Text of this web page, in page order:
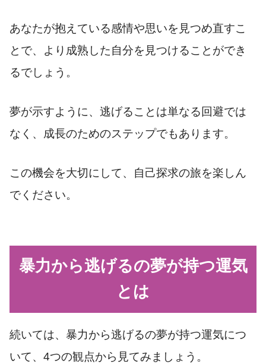
あなたが抱えている感情や思いを見つめ直すこ
とで、より成熟した自分を見つけることができ
るでしょう。
夢が示すように、逃げることは単なる回避では
なく、成長のためのステップでもあります。
この機会を大切にして、自己探求の旅を楽しん
でください。
暴力から逃げるの夢が持つ運気
とは
続いては、暴力から逃げるの夢が持つ運気につ
いて、4つの観点から見てみましょう。